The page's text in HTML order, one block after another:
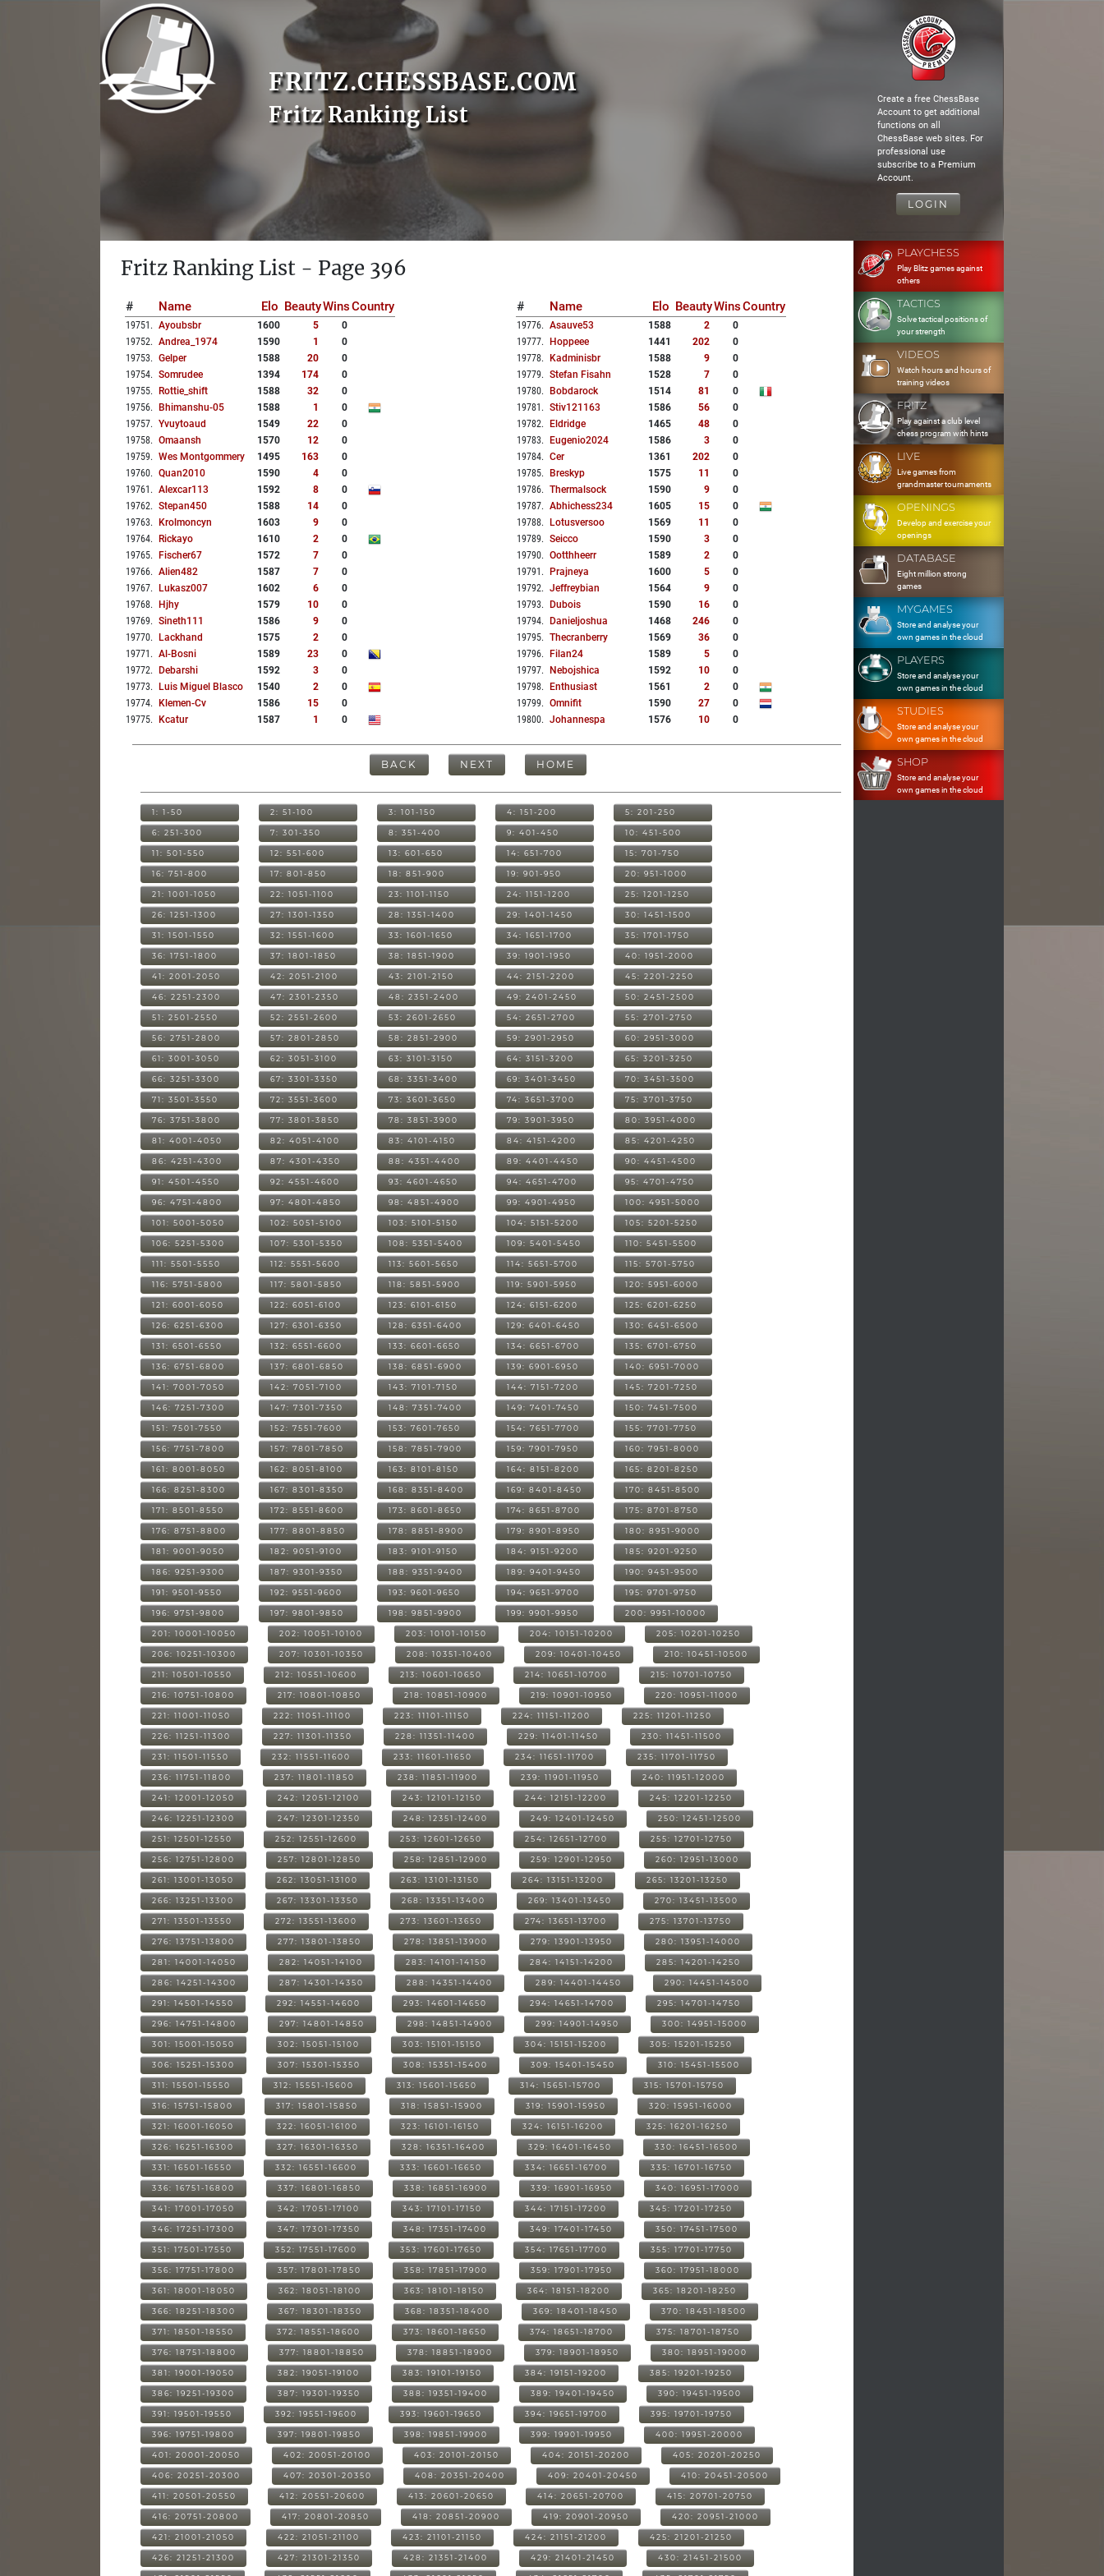
FRITZ.CHESSBASE.COM
Fritz Ranking List
Create a free ChessBase
Account to get additional
functions on all
ChessBase web sites. For
professional use
subscribe to a Premium
Account.
LOGIN
Fritz Ranking List - Page 396
# Name Elo BeautyWinsCountry
19751 . Ayoubsbr 1600 5
0
19752. Andrea_1974 1590 1
0
19753. Gelper 1588 20
0
19754. Somrudee 1394 174
0
19755. Rottie_shift 1588 32
0
19756. Bhimanshu-05 1588 1
0
19757. Yvuytoaud 1549 22
0
19758. Omaansh 1570 12
0
19759. Wes Montgommery 1495 163
0
19760. Quan2010 1590 4
0
19761 . Alexcar113 1592 8
0
19762. Stepan450 1588 14
0
19763. Krolmoncyn 1603 9
0
19764. Rickayo 1610 2
0
19765. Fischer67 1572 7
0
19766. Alien482 1587 7
0
19767. Lukasz007 1602 6
0
19768. Hjhy 1579 10
0
19769. Sineth111 1586 9
0
19770. Lackhand 1575 2
0
19771 . Al-Bosni 1589 23
0
19772. Debarshi 1592 3
0
19773. Luis Miguel Blasco 1540 2
0
19774. Klemen-Cv 1586 15
0
19775. Kcatur 1587 1 0
# Name Elo BeautyWinsCountry
19776. Asauve53 1588 2
0
19777. Hoppeee 1441 202
0
19778. Kadminisbr 1588 9
0
19779. Stefan Fisahn 1528 7
0
19780. Bobdarock 1514 81
0
19781 . Stiv121163 1586 56
0
19782. Eldridge 1465 48
0
19783. Eugenio2024 1586 3
0
19784. Cer 1361 202
0
19785. Breskyp 1575 11
0
19786. Thermalsock 1590 9
0
19787. Abhichess234 1605 15
0
19788. Lotusversoo 1569 11
0
19789. Seicco 1590 3
0
19790. Ootthheerr 1589 2
0
19791 . Prajneya 1600 5
0
19792. Jeffreybian 1564 9
0
19793. Dubois 1590 16
0
19794. Danieljoshua 1468 246
0
19795. Thecranberry 1569 36
0
19796. Filan24 1589 5
0
19797. Nebojshica 1592 10
0
19798. Enthusiast 1561 2
0
19799. Omnifit 1590 27
0
19800. Johannespa 1576 10 0
BACK NEXT HOME
1: 1-50 2: 51-100 3: 101-150 4: 151-200 5: 201-250
6: 251-300 7: 301-350 8: 351-400 9: 401-450 10: 451-500
11: 501-550 12: 551-600 13: 601-650 14: 651-700 15: 701-750
16: 751-800 17: 801-850 18: 851-900 19: 901-950 20: 951-1000
21: 1001-1050 22: 1051-1100 23: 1101-1150 24: 1151-1200 25: 1201-1250
26: 1251-1300 27: 1301-1350 28: 1351-1400 29: 1401-1450 30: 1451-1500
31: 1501-1550 32: 1551-1600 33: 1601-1650 34: 1651-1700 35: 1701-1750
36: 1751-1800 37: 1801-1850 38: 1851-1900 39: 1901-1950 40: 1951-2000
41: 2001-2050 42: 2051-2100 43: 2101-2150 44: 2151-2200 45: 2201-2250
46: 2251-2300 47: 2301-2350 48: 2351-2400 49: 2401-2450 50: 2451-2500
51: 2501-2550 52: 2551-2600 53: 2601-2650 54: 2651-2700 55: 2701-2750
56: 2751-2800 57: 2801-2850 58: 2851-2900 59: 2901-2950 60: 2951-3000
61: 3001-3050 62: 3051-3100 63: 3101-3150 64: 3151-3200 65: 3201-3250
66: 3251-3300 67: 3301-3350 68: 3351-3400 69: 3401-3450 70: 3451-3500
71: 3501-3550 72: 3551-3600 73: 3601-3650 74: 3651-3700 75: 3701-3750
76: 3751-3800 77: 3801-3850 78: 3851-3900 79: 3901-3950 80: 3951-4000
81: 4001-4050 82: 4051-4100 83: 4101-4150 84: 4151-4200 85: 4201-4250
86: 4251-4300 87: 4301-4350 88: 4351-4400 89: 4401-4450 90: 4451-4500
91: 4501-4550 92: 4551-4600 93: 4601-4650 94: 4651-4700 95: 4701-4750
96: 4751-4800 97: 4801-4850 98: 4851-4900 99: 4901-4950 100: 4951-5000
101: 5001-5050 102: 5051-5100 103: 5101-5150 104: 5151-5200 105: 5201-5250
106: 5251-5300 107: 5301-5350 108: 5351-5400 109: 5401-5450 110: 5451-5500
111: 5501-5550 112: 5551-5600 113: 5601-5650 114: 5651-5700 115: 5701-5750
116: 5751-5800 117: 5801-5850 118: 5851-5900 119: 5901-5950 120: 5951-6000
121: 6001-6050 122: 6051-6100 123: 6101-6150 124: 6151-6200 125: 6201-6250
126: 6251-6300 127: 6301-6350 128: 6351-6400 129: 6401-6450 130: 6451-6500
131: 6501-6550 132: 6551-6600 133: 6601-6650 134: 6651-6700 135: 6701-6750
136: 6751-6800 137: 6801-6850 138: 6851-6900 139: 6901-6950 140: 6951-7000
141: 7001-7050 142: 7051-7100 143: 7101-7150 144: 7151-7200 145: 7201-7250
146: 7251-7300 147: 7301-7350 148: 7351-7400 149: 7401-7450 150: 7451-7500
151: 7501-7550 152: 7551-7600 153: 7601-7650 154: 7651-7700 155: 7701-7750
156: 7751-7800 157: 7801-7850 158: 7851-7900 159: 7901-7950 160: 7951-8000
161: 8001-8050 162: 8051-8100 163: 8101-8150 164: 8151-8200 165: 8201-8250
166: 8251-8300 167: 8301-8350 168: 8351-8400 169: 8401-8450 170: 8451-8500
171: 8501-8550 172: 8551-8600 173: 8601-8650 174: 8651-8700 175: 8701-8750
176: 8751-8800 177: 8801-8850 178: 8851-8900 179: 8901-8950 180: 8951-9000
181: 9001-9050 182: 9051-9100 183: 9101-9150 184: 9151-9200 185: 9201-9250
186: 9251-9300 187: 9301-9350 188: 9351-9400 189: 9401-9450 190: 9451-9500
191: 9501-9550 192: 9551-9600 193: 9601-9650 194: 9651-9700 195: 9701-9750
196: 9751-9800 197: 9801-9850 198: 9851-9900 199: 9901-9950 200: 9951-10000
201: 10001-10050 202: 10051-10100 203: 10101-10150 204: 10151-10200 205: 10201-10250
206: 10251-10300 207: 10301-10350 208: 10351-10400 209: 10401-10450 210: 10451-10500
211: 10501-10550 212: 10551-10600 213: 10601-10650 214: 10651-10700 215: 10701-10750
216: 10751-10800 217: 10801-10850 218: 10851-10900 219: 10901-10950 220: 10951-11000
221: 11001-11050 222: 11051-11100 223: 11101-11150 224: 11151-11200 225: 11201-11250
226: 11251-11300 227: 11301-11350 228: 11351-11400 229: 11401-11450 230: 11451-11500
231: 11501-11550 232: 11551-11600 233: 11601-11650 234: 11651-11700 235: 11701-11750
236: 11751-11800 237: 11801-11850 238: 11851-11900 239: 11901-11950 240: 11951-12000
241: 12001-12050 242: 12051-12100 243: 12101-12150 244: 12151-12200 245: 12201-12250
246: 12251-12300 247: 12301-12350 248: 12351-12400 249: 12401-12450 250: 12451-12500
251: 12501-12550 252: 12551-12600 253: 12601-12650 254: 12651-12700 255: 12701-12750
256: 12751-12800 257: 12801-12850 258: 12851-12900 259: 12901-12950 260: 12951-13000
261: 13001-13050 262: 13051-13100 263: 13101-13150 264: 13151-13200 265: 13201-13250
266: 13251-13300 267: 13301-13350 268: 13351-13400 269: 13401-13450 270: 13451-13500
271: 13501-13550 272: 13551-13600 273: 13601-13650 274: 13651-13700 275: 13701-13750
276: 13751-13800 277: 13801-13850 278: 13851-13900 279: 13901-13950 280: 13951-14000
281: 14001-14050 282: 14051-14100 283: 14101-14150 284: 14151-14200 285: 14201-14250
286: 14251-14300 287: 14301-14350 288: 14351-14400 289: 14401-14450 290: 14451-14500
291: 14501-14550 292: 14551-14600 293: 14601-14650 294: 14651-14700 295: 14701-14750
296: 14751-14800 297: 14801-14850 298: 14851-14900 299: 14901-14950 300: 14951-15000
301: 15001-15050 302: 15051-15100 303: 15101-15150 304: 15151-15200 305: 15201-15250
306: 15251-15300 307: 15301-15350 308: 15351-15400 309: 15401-15450 310: 15451-15500
311: 15501-15550 312: 15551-15600 313: 15601-15650 314: 15651-15700 315: 15701-15750
316: 15751-15800 317: 15801-15850 318: 15851-15900 319: 15901-15950 320: 15951-16000
321: 16001-16050 322: 16051-16100 323: 16101-16150 324: 16151-16200 325: 16201-16250
326: 16251-16300 327: 16301-16350 328: 16351-16400 329: 16401-16450 330: 16451-16500
331: 16501-16550 332: 16551-16600 333: 16601-16650 334: 16651-16700 335: 16701-16750
336: 16751-16800 337: 16801-16850 338: 16851-16900 339: 16901-16950 340: 16951-17000
341: 17001-17050 342: 17051-17100 343: 17101-17150 344: 17151-17200 345: 17201-17250
346: 17251-17300 347: 17301-17350 348: 17351-17400 349: 17401-17450 350: 17451-17500
351: 17501-17550 352: 17551-17600 353: 17601-17650 354: 17651-17700 355: 17701-17750
356: 17751-17800 357: 17801-17850 358: 17851-17900 359: 17901-17950 360: 17951-18000
361: 18001-18050 362: 18051-18100 363: 18101-18150 364: 18151-18200 365: 18201-18250
366: 18251-18300 367: 18301-18350 368: 18351-18400 369: 18401-18450 370: 18451-18500
371: 18501-18550 372: 18551-18600 373: 18601-18650 374: 18651-18700 375: 18701-18750
376: 18751-18800 377: 18801-18850 378: 18851-18900 379: 18901-18950 380: 18951-19000
381: 19001-19050 382: 19051-19100 383: 19101-19150 384: 19151-19200 385: 19201-19250
386: 19251-19300 387: 19301-19350 388: 19351-19400 389: 19401-19450 390: 19451-19500
391: 19501-19550 392: 19551-19600 393: 19601-19650 394: 19651-19700 395: 19701-19750
396: 19751-19800 397: 19801-19850 398: 19851-19900 399: 19901-19950 400: 19951-20000
401: 20001-20050 402: 20051-20100 403: 20101-20150 404: 20151-20200 405: 20201-20250
406: 20251-20300 407: 20301-20350 408: 20351-20400 409: 20401-20450 410: 20451-20500
411: 20501-20550 412: 20551-20600 413: 20601-20650 414: 20651-20700 415: 20701-20750
416: 20751-20800 417: 20801-20850 418: 20851-20900 419: 20901-20950 420: 20951-21000
421: 21001-21050 422: 21051-21100 423: 21101-21150 424: 21151-21200 425: 21201-21250
426: 21251-21300 427: 21301-21350 428: 21351-21400 429: 21401-21450 430: 21451-21500
PLAYCHESS
Play Blitz games against
others
TACTICS
Solve tactical positions of
your strength
VIDEOS
Watch hours and hours of
training videos
FRITZ
Play against a club level
chess program with hints
LIVE
Live games from
grandmaster tournaments
OPENINGS
Develop and exercise your
openings
DATABASE
Eight million strong
games
MYGAMES
Store and analyse your
own games in the cloud
PLAYERS
Store and analyse your
own games in the cloud
STUDIES
Store and analyse your
own games in the cloud
SHOP
Store and analyse your
own games in the cloud